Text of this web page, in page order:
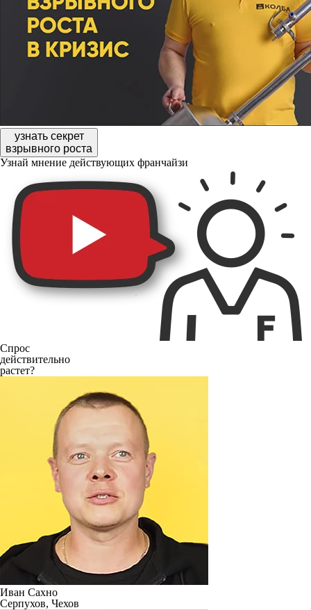
узнать секрет
взрывного роста
Узнай мнение действующих франчайзи
Спрос
действительно
растет?
Иван Сахно
Серпухов, Чехов